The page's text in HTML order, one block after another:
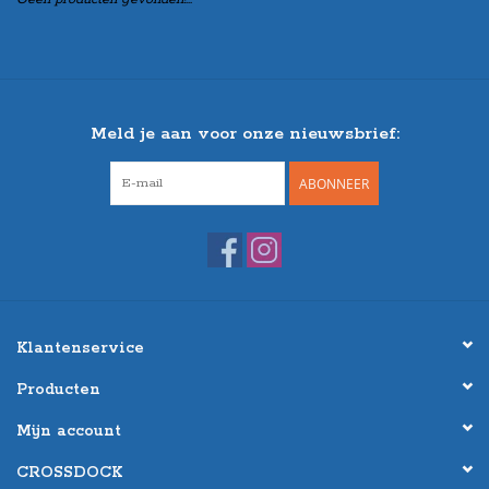
Meld je aan voor onze nieuwsbrief:
ABONNEER
Klantenservice
Producten
Mijn account
CROSSDOCK